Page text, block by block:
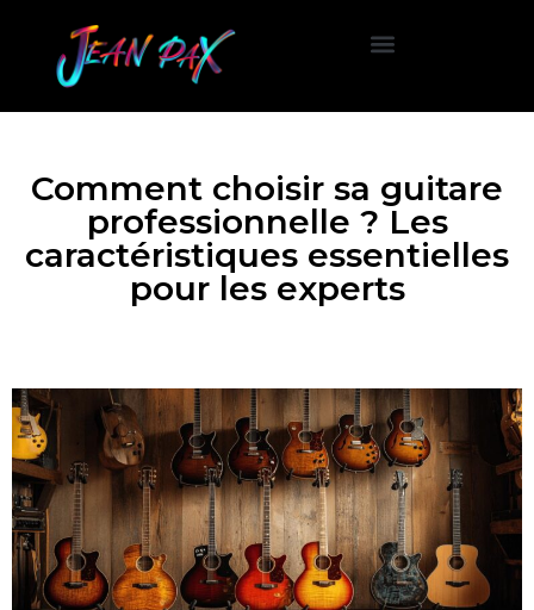
Comment choisir sa guitare
professionnelle ? Les
caractéristiques essentielles
pour les experts